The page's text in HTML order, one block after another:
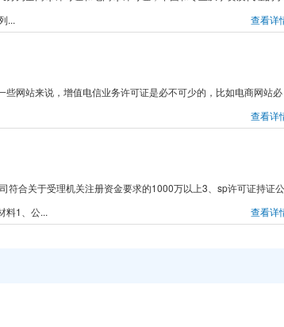
...
查看详
网站来说，增值电信业务许可证是必不可少的，比如电商网站必
查看详
符合关于受理机关注册资金要求的1000万以上3、sp许可证持证公
料1、公...
查看详